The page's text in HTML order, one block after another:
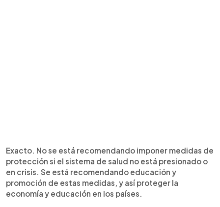
Exacto. No se está recomendando imponer medidas de
protección si el sistema de salud no está presionado o
en crisis. Se está recomendando educación y
promoción de estas medidas, y así proteger la
economía y educación en los países.